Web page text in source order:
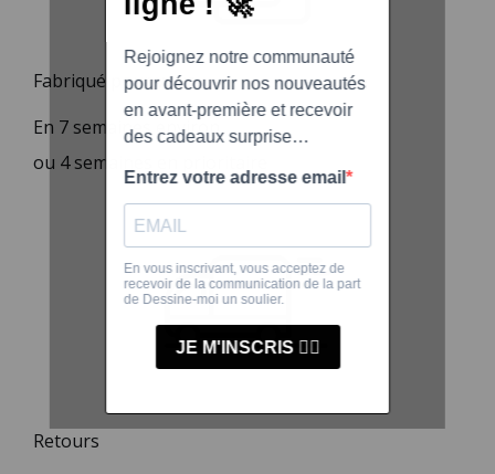
Fabriqué pour vous
En 7 semaines environ
ou 4 semaines en prioritaire
Retours